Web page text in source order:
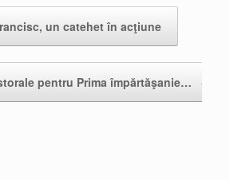
un catehet în acţiune
pentru Prima împărtăşanie… →